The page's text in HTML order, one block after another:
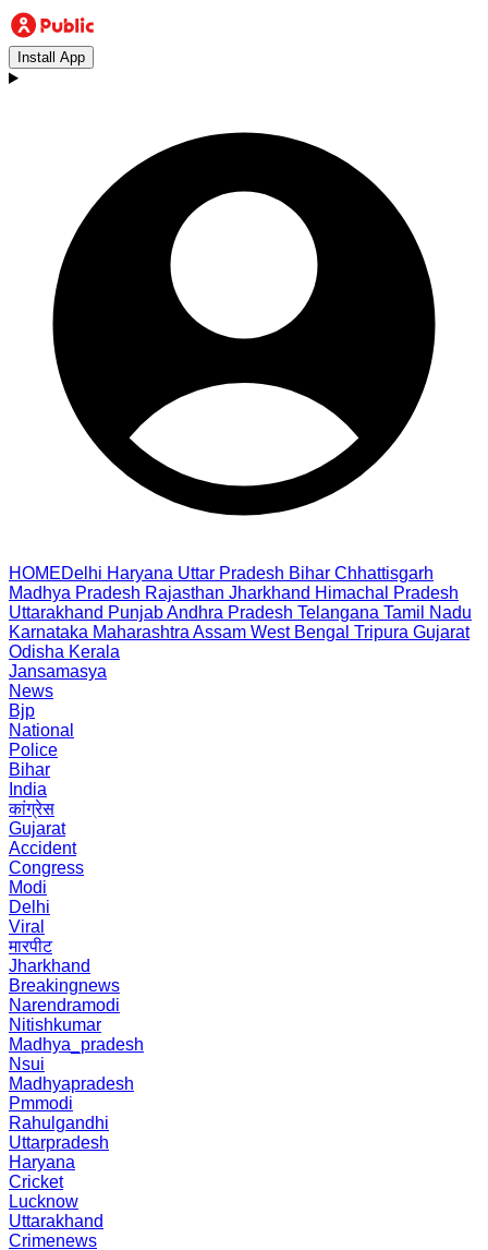
Install App
HOMEDelhi Haryana Uttar Pradesh Bihar Chhattisgarh
Madhya Pradesh Rajasthan Jharkhand Himachal Pradesh
Uttarakhand PunjabAndhra Pradesh Telangana Tamil Nadu
Karnataka Maharashtra Assam West Bengal Tripura Gujarat
Odisha Kerala
Jansamasya
News
Bjp
National
Police
Bihar
India
कांग्रेस
Gujarat
Accident
Congress
Modi
Delhi
Viral
मारपीट
Jharkhand
Breakingnews
Narendramodi
Nitishkumar
Madhya_pradesh
Nsui
Madhyapradesh
Pmmodi
Rahulgandhi
Uttarpradesh
Haryana
Cricket
Lucknow
Uttarakhand
Crimenews